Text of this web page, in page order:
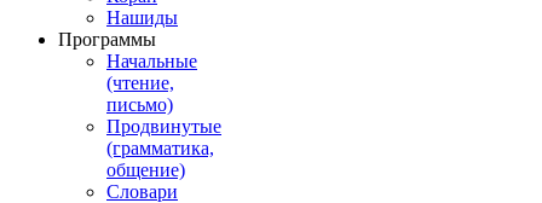
Нашиды
Программы
Начальные
(чтение,
письмо)
Продвинутые
(грамматика,
общение)
Словари